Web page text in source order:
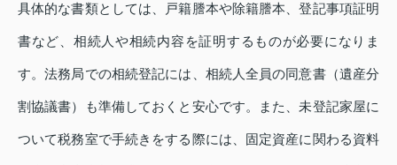
具体的な書類としては、戸籍謄本や除籍謄本、登記事項証明
書など、相続人や相続内容を証明するものが必要になりま
す。法務局での相続登記には、相続人全員の同意書（遺産分
割協議書）も準備しておくと安心です。また、未登記家屋に
ついて税務室で手続きをする際には、固定資産に関わる資料